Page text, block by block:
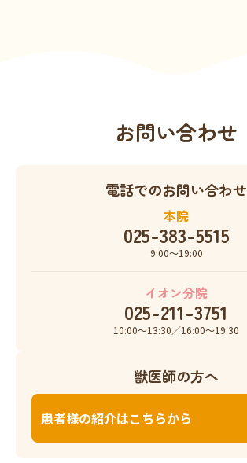
お問い合わせ
電話でのお問い合わせ
本院
025-383-5515
9:00〜19:00
イオン分院
025-211-3751
10:00〜13:30／16:00〜19:30
獣医師の方へ
患者様の紹介はこちらから